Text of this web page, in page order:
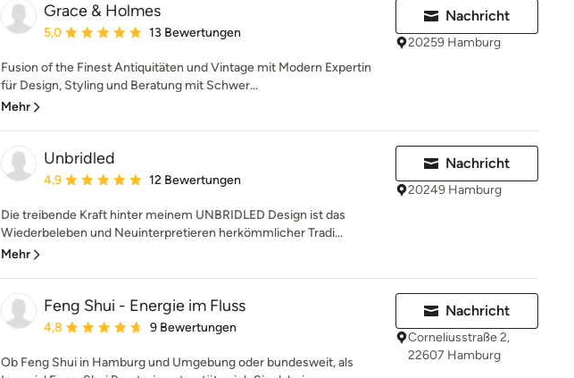
Grace & Holmes
Durchschnittliche Bewertung: 5 von 5 Sternen
5,0 13 Bewertungen
Fusion of the Finest Antiquitäten und Vintage mit Modern Expertin
für Design, Styling und Beratung mit Schwer...
Mehr
Nachricht
20259 Hamburg
Unbridled
Durchschnittliche Bewertung: 4.9 von 5 Sternen
4,9 12 Bewertungen
Die treibende Kraft hinter meinem UNBRIDLED Design ist das
Wiederbeleben und Neuinterpretieren herkömmlicher Tradi...
Mehr
Nachricht
20249 Hamburg
Feng Shui - Energie im Fluss
Durchschnittliche Bewertung: 4.8 von 5 Sternen
4,8 9 Bewertungen
Ob Feng Shui in Hamburg und Umgebung oder bundesweit, als
Nachricht
Corneliusstraße 2,
22607 Hamburg